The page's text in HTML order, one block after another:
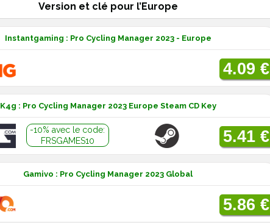
Version et clé pour l’Europe
Instantgaming : Pro Cycling Manager 2023 - Europe
4.09 €
K4g : Pro Cycling Manager 2023 Europe Steam CD Key
-10% avec le code:
FRSGAMES10
5.41 €
Gamivo : Pro Cycling Manager 2023 Global
5.86 €